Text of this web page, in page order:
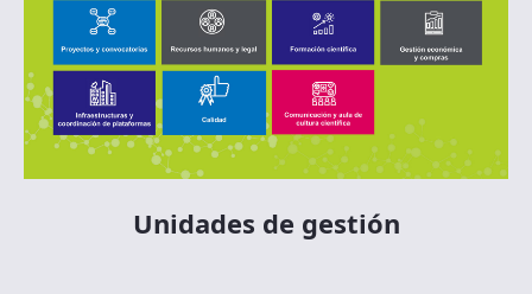
Unidades de gestión